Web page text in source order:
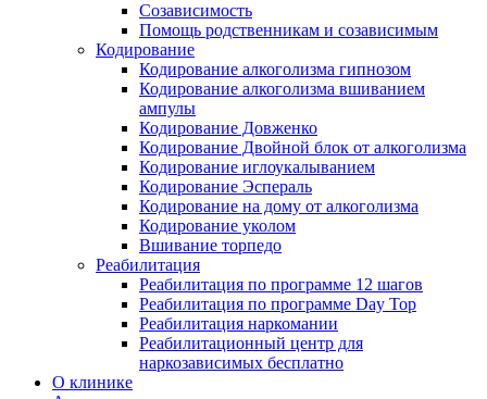
Созависимость
Помощь родственникам и созависимым
Кодирование
Кодирование алкоголизма гипнозом
Кодирование алкоголизма вшиванием
ампулы
Кодирование Довженко
Кодирование Двойной блок от алкоголизма
Кодирование иглоукалыванием
Кодирование Эспераль
Кодирование на дому от алкоголизма
Кодирование уколом
Вшивание торпедо
Реабилитация
Реабилитация по программе 12 шагов
Реабилитация по программе Day Top
Реабилитация наркомании
Реабилитационный центр для
наркозависимых бесплатно
О клинике